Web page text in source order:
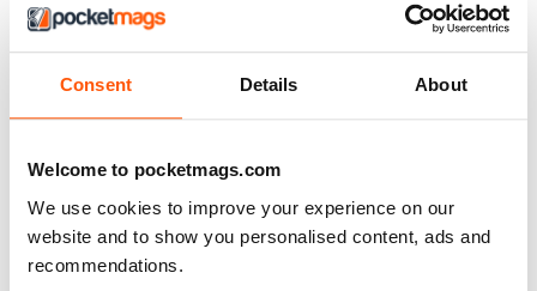
Consent Details About
Welcome to pocketmags.com
We use cookies to improve your experience on our
website and to show you personalised content, ads and
recommendations.
RAILWAY MODELLER
Recensito 11 febbraio 2021
RAILWAY MODELLER
Good range of articles on model railway layouts,